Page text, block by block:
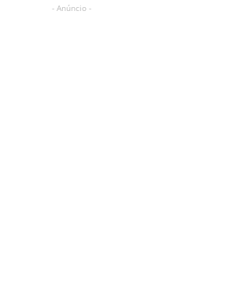
- Anúncio -